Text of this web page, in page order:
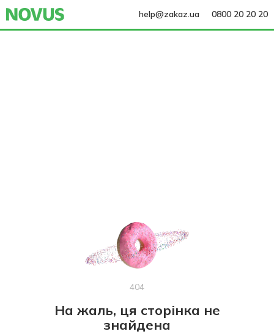
help@zakaz.ua 0800 20 20 20
404
На жаль, ця сторінка не
знайдена